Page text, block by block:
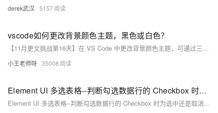
derek武汉 5157
vscode如何更改背景颜色主题，黑色或白色？
【11月更文挑战第16天】在 VS Code 中更改背景颜色主题，可通过三种方式实现：1) 使用快捷键 Ctrl+K 和 Ctrl+T（Mac 上为 Command+K 和 Command+T）选择主题；2) 通过菜单中的“管理”-&gt;“颜色主题”选项选择；3) 修改 settings.json 文件中的 &quot;workbench.colorTheme&quot; 属性。此外，用户还可从扩展市场安装更多主题以满足个性化需求。
小王老师呀 35008
Element UI 多选表格--判断勾选数据行的 Checkbox 时为选中还是取消选中
Element UI 多选表格--判断勾选数据行的 Checkbox 时为选中还是取消选中